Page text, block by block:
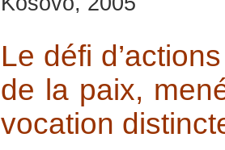
Le défi
de la paix,
vocation